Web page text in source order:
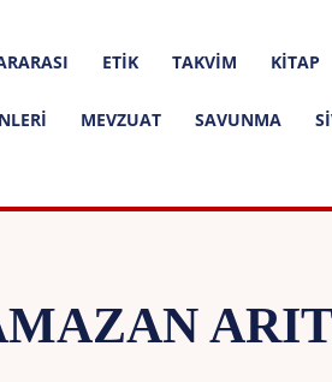
ETIK TAKVIM KITAP
MEVZUAT SAVUNMA